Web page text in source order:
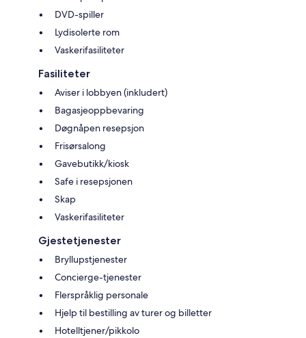
DVD-spiller
Lydisolerte rom
Vaskerifasiliteter
Fasiliteter
Aviser i lobbyen (inkludert)
Bagasjeoppbevaring
Døgnåpen resepsjon
Frisørsalong
Gavebutikk/kiosk
Safe i resepsjonen
Skap
Vaskerifasiliteter
Gjestetjenester
Bryllupstjenester
Concierge-tjenester
Flerspråklig personale
Hjelp til bestilling av turer og billetter
Hotelltjener/pikkolo